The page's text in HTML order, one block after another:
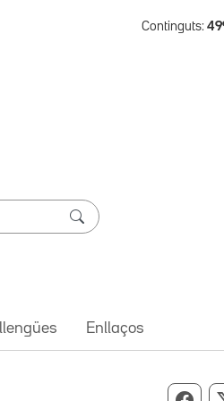
Continguts:
Enllaços